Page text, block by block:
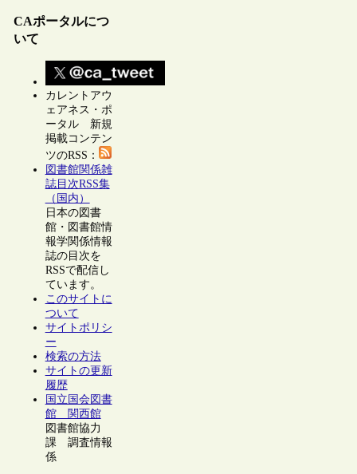
CAポータルにつ
いて
カレントアウ
ェアネス・ポ
ータル 新規
掲載コンテン
ツのRSS：
図書館関係雑
誌目次RSS集
（国内）
日本の図書
館・図書館情
報学関係情報
誌の目次を
RSSで配信し
ています。
このサイトに
ついて
サイトポリシ
ー
検索の方法
サイトの更新
履歴
国立国会図書
館 関西館
図書館協力
課 調査情報
係